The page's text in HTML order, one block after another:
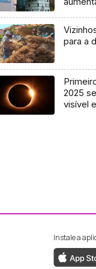
para a
2025
visível
da RTP
da
Instale a